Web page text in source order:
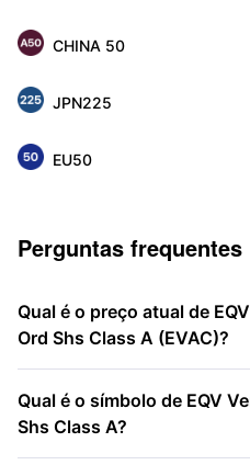
CHINA 50
JPN225
EU50
Perguntas frequentes
Qual é o preço atual de
Ord Shs Class A (EVAC)?
Qual é o símbolo de EQV
Shs Class A?